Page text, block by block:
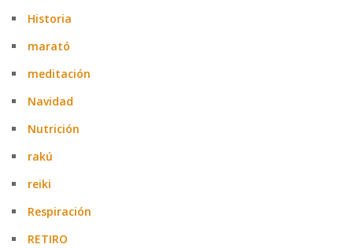
Historia
marató
meditación
Navidad
Nutrición
rakú
reiki
Respiración
RETIRO